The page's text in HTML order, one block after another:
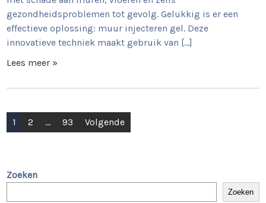
gezondheidsproblemen tot gevolg. Gelukkig is er een
effectieve oplossing: muur injecteren gel. Deze
innovatieve techniek maakt gebruik van […]
Lees meer »
Berichtnavigatie
1 2 … 93 Volgende
Zoeken
Zoeken